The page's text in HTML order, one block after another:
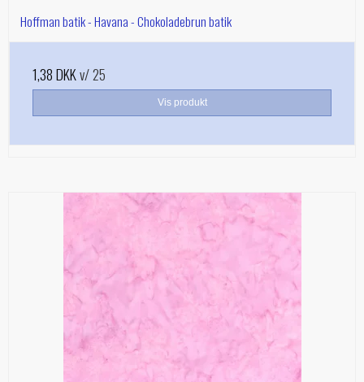
Hoffman batik - Havana - Chokoladebrun batik
1,38 DKKv/ 25
Vis produkt